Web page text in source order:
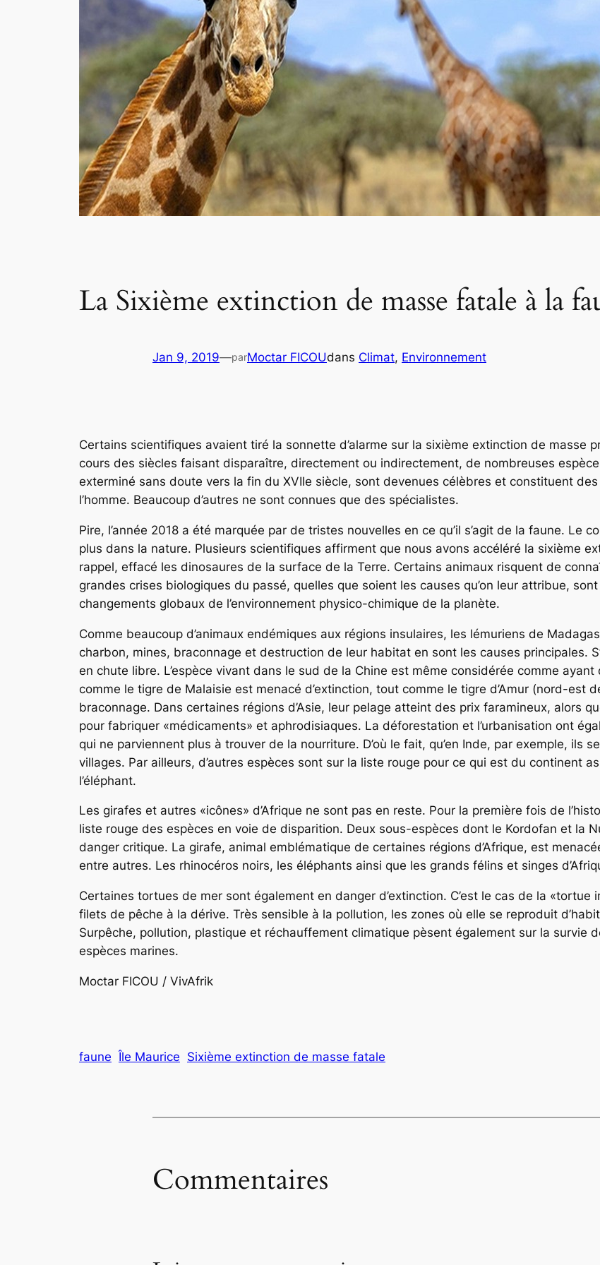
La Sixième extinction de masse fatale à la
Jan 9, 2019—parMoctar FICOUdans Climat, Environnement
Certains scientifiques avaient tiré la sonnette d’alarme sur la sixième extinction de masse
cours des siècles faisant disparaître, directement ou indirectement, de nombreuses
exterminé sans doute vers la fin du XVIIe siècle, sont devenues célèbres et constituent
l’homme. Beaucoup d’autres ne sont connues que des spécialistes.
Pire, l’année 2018 a été marquée par de tristes nouvelles en ce qu’il s’agit de la faune. Le
plus dans la nature. Plusieurs scientifiques affirment que nous avons accéléré la sixième
rappel, effacé les dinosaures de la surface de la Terre. Certains animaux risquent de
grandes crises biologiques du passé, quelles que soient les causes qu’on leur attribue,
changements globaux de l’environnement physico-chimique de la planète.
Comme beaucoup d’animaux endémiques aux régions insulaires, les lémuriens de
charbon, mines, braconnage et destruction de leur habitat en sont les causes principales.
en chute libre. L’espèce vivant dans le sud de la Chine est même considérée comme
comme le tigre de Malaisie est menacé d’extinction, tout comme le tigre d’Amur (nord-est
braconnage. Dans certaines régions d’Asie, leur pelage atteint des prix faramineux, alors
pour fabriquer «médicaments» et aphrodisiaques. La déforestation et l’urbanisation ont
qui ne parviennent plus à trouver de la nourriture. D’où le fait, qu’en Inde, par exemple, ils
villages. Par ailleurs, d’autres espèces sont sur la liste rouge pour ce qui est du continent
l’éléphant.
Les girafes et autres «icônes» d’Afrique ne sont pas en reste. Pour la première fois de
liste rouge des espèces en voie de disparition. Deux sous-espèces dont le Kordofan et la
danger critique. La girafe, animal emblématique de certaines régions d’Afrique, est
entre autres. Les rhinocéros noirs, les éléphants ainsi que les grands félins et singes
Certaines tortues de mer sont également en danger d’extinction. C’est le cas de la
filets de pêche à la dérive. Très sensible à la pollution, les zones où elle se reproduit
Surpêche, pollution, plastique et réchauffement climatique pèsent également sur la survie
espèces marines.
Moctar FICOU / VivAfrik
faune Île Maurice Sixième extinction de masse fatale
Commentaires